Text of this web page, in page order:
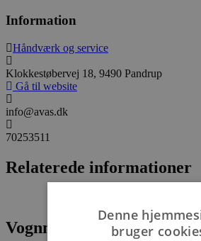
Information
Håndværk og service
Klokkestøbervej 18, 9490 Pandrup
Gå til website
info@avas.dk
70253511
Relaterede informationer
Vognmand Per Nielsen
Denne
bruger